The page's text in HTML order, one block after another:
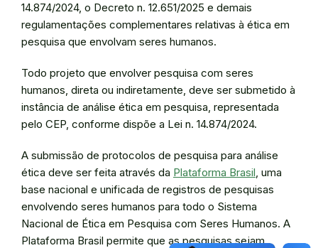
14.874/2024, o Decreto n. 12.651/2025 e demais
regulamentações complementares relativas à ética em
pesquisa que envolvam seres humanos.
Todo projeto que envolver pesquisa com seres
humanos, direta ou indiretamente, deve ser submetido à
instância de análise ética em pesquisa, representada
pelo CEP, conforme dispõe a Lei n. 14.874/2024.
A submissão de protocolos de pesquisa para análise
ética deve ser feita através da Plataforma Brasil, uma
base nacional e unificada de registros de pesquisas
envolvendo seres humanos para todo o Sistema
Nacional de Ética em Pesquisa com Seres Humanos. A
Plataforma Brasil permite que as pesquisas sejam